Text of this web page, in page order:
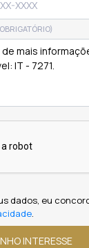
dados, eu
.
TENHO INTERESSE